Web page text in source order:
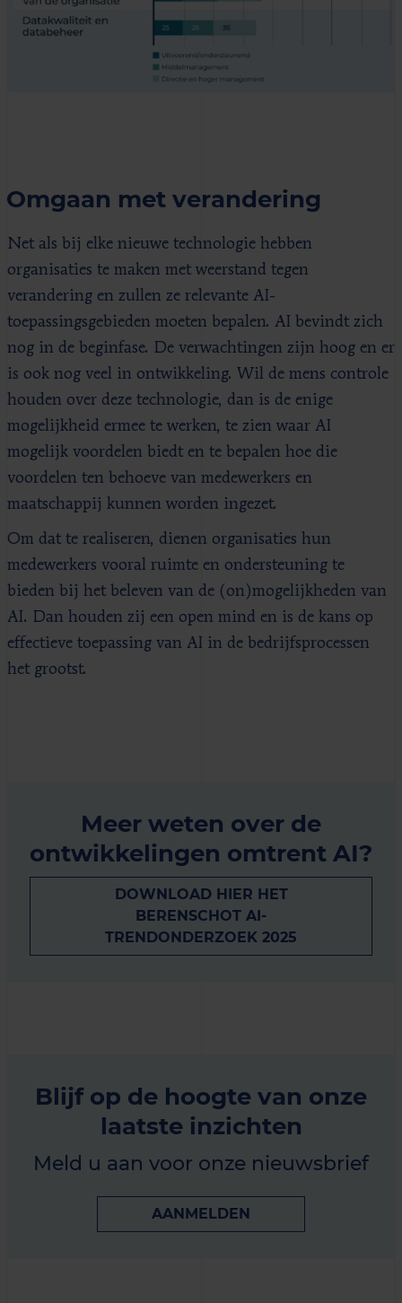
Omgaan met verandering
Net als bij elke nieuwe technologie hebben
organisaties te maken met weerstand tegen
verandering en zullen ze relevante AI-
toepassingsgebieden moeten bepalen. AI bevindt zich
nog in de beginfase. De verwachtingen zijn hoog en er
is ook nog veel in ontwikkeling. Wil de mens controle
houden over deze technologie, dan is de enige
mogelijkheid ermee te werken, te zien waar AI
mogelijk voordelen biedt en te bepalen hoe die
voordelen ten behoeve van medewerkers en
maatschappij kunnen worden ingezet.
Om dat te realiseren, dienen organisaties hun
medewerkers vooral ruimte en ondersteuning te
bieden bij het beleven van de (on)mogelijkheden van
AI. Dan houden zij een open mind en is de kans op
effectieve toepassing van AI in de bedrijfsprocessen
het grootst.
Meer weten over de
ontwikkelingen omtrent AI?
DOWNLOAD HIER HET
BERENSCHOT AI-
TRENDONDERZOEK 2025
Blijf op de hoogte van onze
laatste inzichten
Meld u aan voor onze nieuwsbrief
AANMELDEN